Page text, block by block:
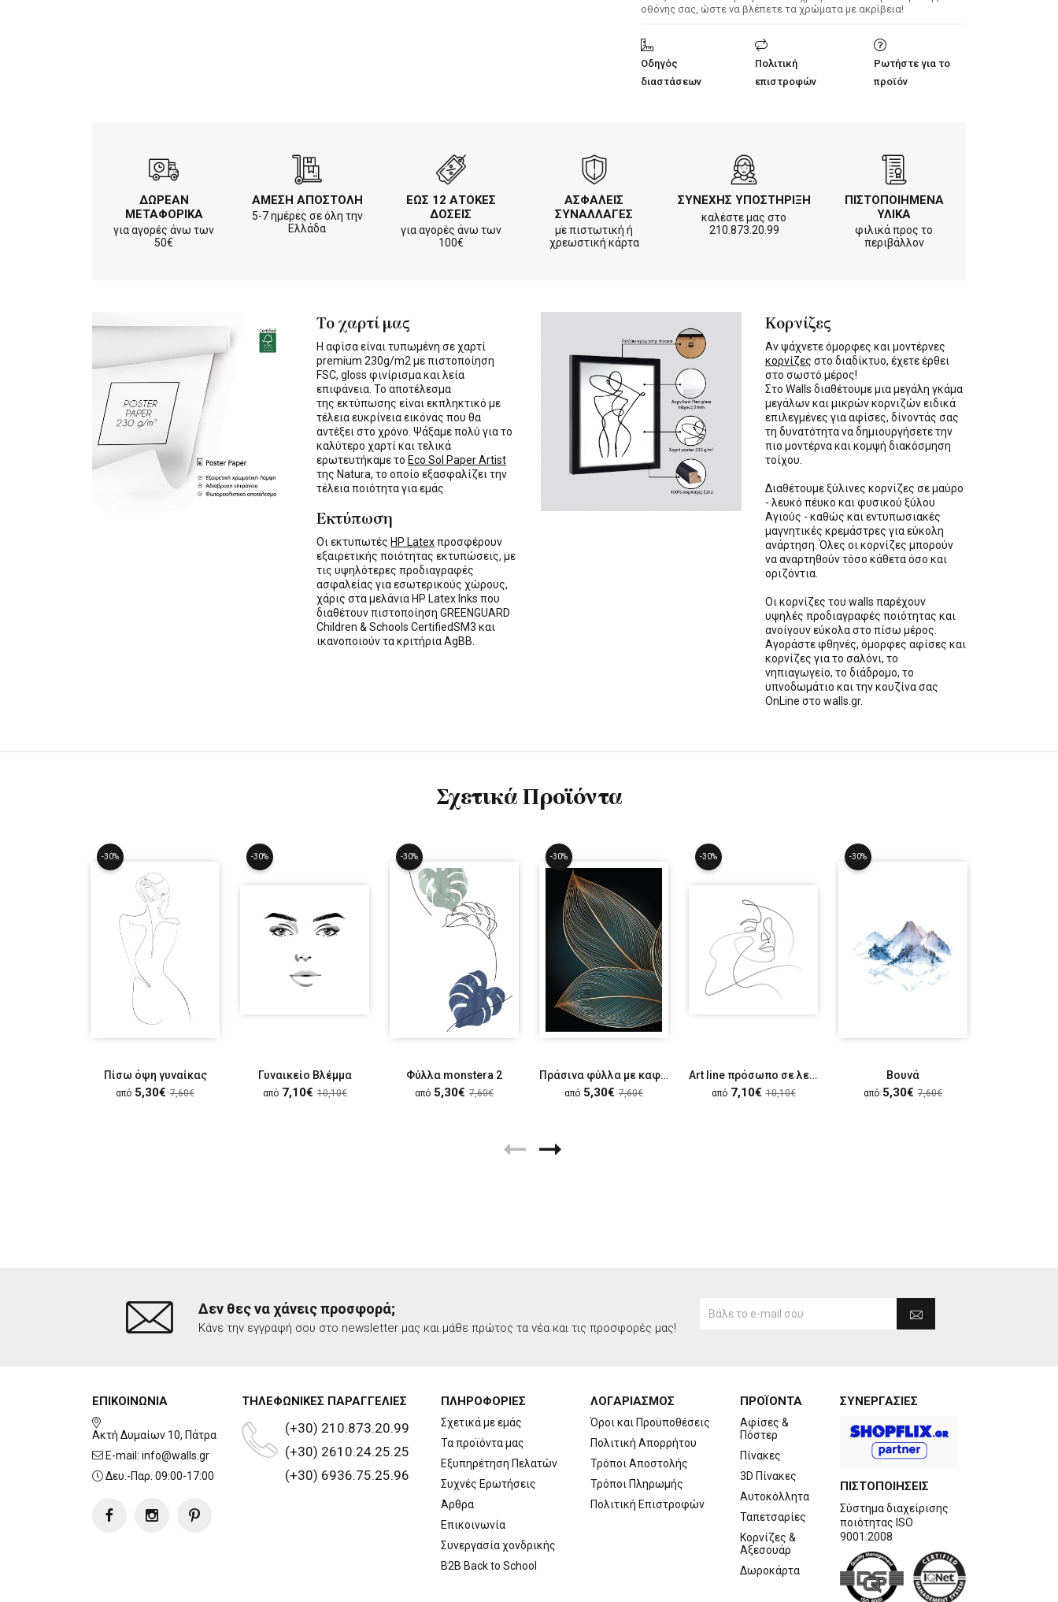
οθόνης σας, ώστε να βλέπετε τα χρώματα με ακρίβεια!
Οδηγός
διαστάσεων
Πολιτική
επιστροφών
Ρωτήστε για το
προϊόν
ΔΩΡΕΑΝ
ΜΕΤΑΦΟΡΙΚΑ
για αγορές άνω των
50€
ΑΜΕΣΗ ΑΠΟΣΤΟΛΗ
5-7 ημέρες σε όλη την
Ελλάδα
ΕΩΣ 12 ΑΤΟΚΕΣ
ΔΟΣΕΙΣ
για αγορές άνω των
100€
ΑΣΦΑΛΕΙΣ
ΣΥΝΑΛΛΑΓΕΣ
με πιστωτική ή
χρεωστική κάρτα
ΣΥΝΕΧΗΣ ΥΠΟΣΤΗΡΙΞΗ
καλέστε μας στο
210.873.20.99
ΠΙΣΤΟΠΟΙΗΜΕΝΑ
ΥΛΙΚΑ
φιλικά προς το
περιβάλλον
Το χαρτί μας
Η αφίσα είναι τυπωμένη σε χαρτί
premium 230g/m2 με πιστοποίηση
FSC, gloss φινίρισμα και λεία
επιφάνεια. Το αποτέλεσμα
της εκτύπωσης είναι εκπληκτικό με
τέλεια ευκρίνεια εικόνας που θα
αντέξει στο χρόνο. Ψάξαμε πολύ για το
καλύτερο χαρτί και τελικά
ερωτευτήκαμε το Eco Sol Paper Artist
της Natura, το οποίο εξασφαλίζει την
τέλεια ποιότητα για εμάς.
Εκτύπωση
Οι εκτυπωτές HP Latexπροσφέρουν
εξαιρετικής ποιότητας εκτυπώσεις, με
τις υψηλότερες προδιαγραφές
ασφαλείας για εσωτερικούς χώρους,
χάρις στα μελάνια HP Latex Inks που
διαθέτουν πιστοποίηση GREENGUARD
Children & Schools CertifiedSM3 και
ικανοποιούν τα κριτήρια AgBB.
Κορνίζες
Αν ψάχνετε όμορφες και μοντέρνες
κορνίζες στο διαδίκτυο, έχετε έρθει
στο σωστό μέρος!
Στο Walls διαθέτουμε μια μεγάλη γκάμα
μεγάλων και μικρών κορνιζών ειδικά
επιλεγμένες για αφίσες, δίνοντάς σας
τη δυνατότητα να δημιουργήσετε την
πιο μοντέρνα και κομψή διακόσμηση
τοίχου.
Διαθέτουμε ξύλινες κορνίζες σε μαύρο
- λευκό πέυκο και φυσικού ξύλου
Αγιούς - καθώς και εντυπωσιακές
μαγνητικές κρεμάστρες για εύκολη
ανάρτηση. Όλες οι κορνίζες μπορούν
να αναρτηθούν τόσο κάθετα όσο και
οριζόντια.
Οι κορνίζες του walls παρέχουν
υψηλές προδιαγραφές ποιότητας και
ανοίγουν εύκολα στο πίσω μέρος.
Αγοράστε φθηνές, όμορφες αφίσες και
κορνίζες για το σαλόνι, το
νηπιαγωγείο, το διάδρομο, το
υπνοδωμάτιο και την κουζίνα σας
OnLine στο walls.gr.
Σχετικά Προϊόντα
-30%
Πίσω όψη γυναίκας
από 5,30€ 7,60€
-30%
Γυναικείο Βλέμμα
από 7,10€ 10,10€
-30%
Φύλλα monstera 2
από 5,30€ 7,60€
-30%
Πράσινα φύλλα με καφέ χορδές
από 5,30€ 7,60€
-30%
Art line πρόσωπο σε λευκό φόντο
από 7,10€ 10,10€
-30%
Βουνά
από 5,30€ 7,60€
Δεν θες να χάνεις προσφορά;
Κάνε την εγγραφή σου στο newsletter μας και μάθε πρώτος τα νέα και τις προσφορές μας!
ΕΠΙΚΟΙΝΩΝΙΑ
Ακτή Δυμαίων 10, Πάτρα
E-mail: info@walls.gr
Δευ.-Παρ. 09:00-17:00
ΤΗΛΕΦΩΝΙΚΕΣ ΠΑΡΑΓΓΕΛΙΕΣ
(+30) 210.873.20.99
(+30) 2610.24.25.25
(+30) 6936.75.25.96
ΠΛΗΡΟΦΟΡΙΕΣ
Σχετικά με εμάς
Τα προϊόντα μας
Εξυπηρέτηση Πελατών
Συχνές Ερωτήσεις
Άρθρα
Επικοινωνία
Συνεργασία χονδρικής
B2B Back to School
ΛΟΓΑΡΙΑΣΜΟΣ
Όροι και Προϋποθέσεις
Πολιτική Απορρήτου
Τρόποι Αποστολής
Τρόποι Πληρωμής
Πολιτική Επιστροφών
ΠΡΟΪΟΝΤΑ
Αφίσες &
Πόστερ
Πίνακες
3D Πίνακες
Αυτοκόλλητα
Ταπετσαρίες
Κορνίζες &
Αξεσουάρ
Δωροκάρτα
ΣΥΝΕΡΓΑΣΙΕΣ
ΠΙΣΤΟΠΟΙΗΣΕΙΣ
Σύστημα διαχείρισης
ποιότητας ISO
9001:2008